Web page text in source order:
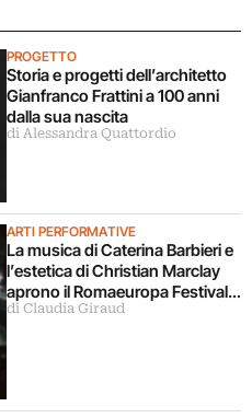
PROGETTO
Storia e progetti dell’architetto
Gianfranco Frattini a 100 anni
dalla sua nascita
di Alessandra Quattordio
ARTI PERFORMATIVE
La musica di Caterina Barbieri e
l’estetica di Christian Marclay
aprono il Romaeuropa Festival
2026
di Claudia Giraud